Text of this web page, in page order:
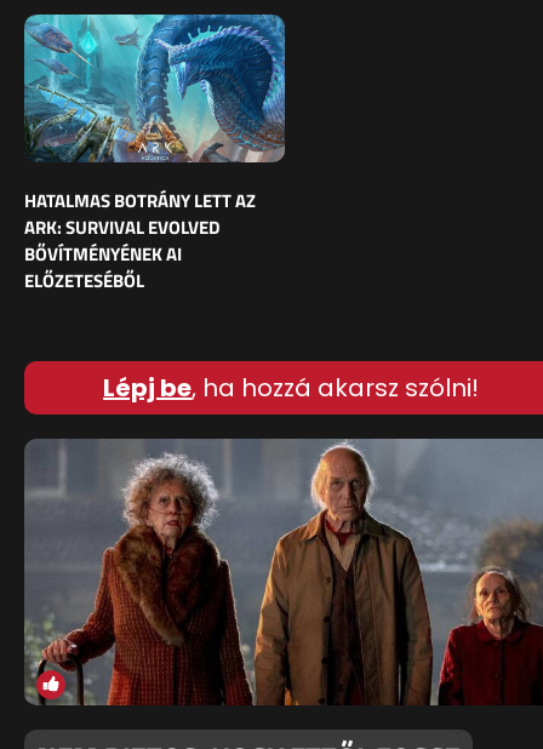
HATALMAS BOTRÁNY LETT AZ
ARK: SURVIVAL EVOLVED
BŐVÍTMÉNYÉNEK AI
ELŐZETESÉBŐL
Lépj be, ha hozzá akarsz szólni!